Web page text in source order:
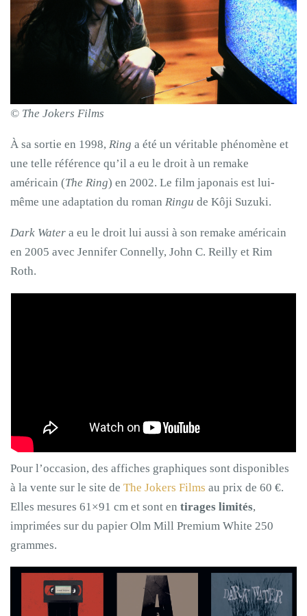
© The Jokers Films
À sa sortie en 1998, Ring a été un véritable phénomène et
une telle référence qu’il a eu le droit à un remake
américain (The Ring) en 2002. Le film japonais est lui-
même une adaptation du roman Ringu de Kôji Suzuki.
Dark Water a eu le droit lui aussi à son remake américain
en 2005 avec Jennifer Connelly, John C. Reilly et Rim
Roth.
Pour l’occasion, des affiches graphiques sont disponibles
à la vente sur le site de The Jokers Films au prix de 60 €.
Elles mesures 61×91 cm et sont en tirages limités,
imprimées sur du papier Olm Mill Premium White 250
grammes.